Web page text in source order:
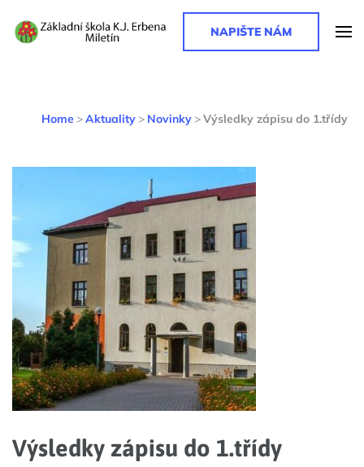
Základní škola K. J. Erbena
NAPIŠTE NÁM
Home >Aktuality > Novinky >Výsledky zápisu do 1.třídy
Výsledky zápisu do 1.třídy